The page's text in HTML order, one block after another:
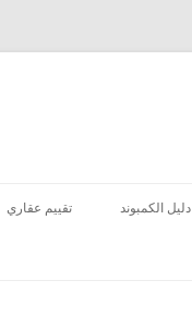
إلى
المحتوى
دليل الكمبوند تقييم عقاري